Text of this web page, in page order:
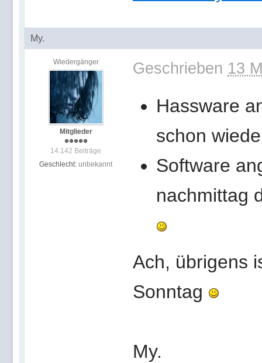
My.
Wiedergänger
Mitglieder
14.142 Beiträge
Geschlecht: unbekannt
Geschrieben 13
Hassware
schon
Software
nachmittag
Ach, übrigens
Sonntag
My.